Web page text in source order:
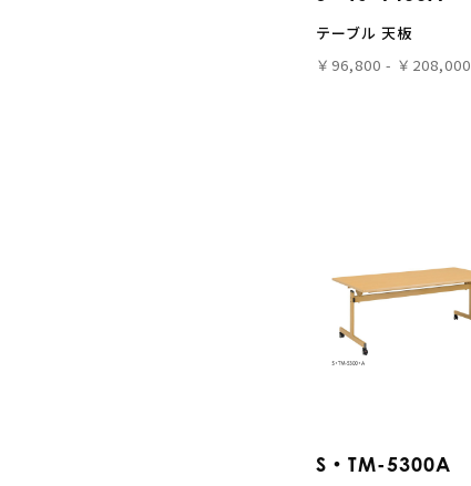
テーブル 天板
￥96,800 - ￥208,000
S・TM-5300A